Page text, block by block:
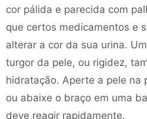
cor pálida e parecida com
que certos medicamentos e
alterar a cor da sua urina.
turgor da pele, ou rigidez,
hidratação. Aperte a pele na
ou abaixe o braço em uma
deve reagir rapidamente.